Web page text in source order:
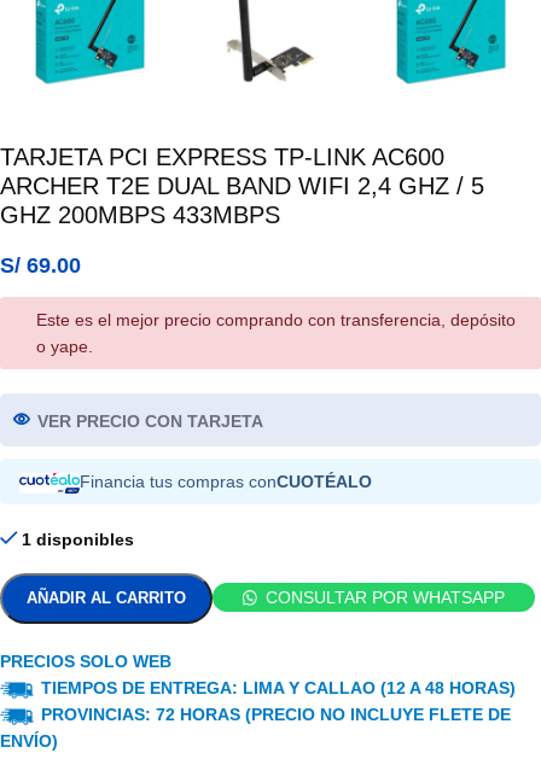
TARJETA PCI EXPRESS TP-LINK AC600
ARCHER T2E DUAL BAND WIFI 2,4 GHZ / 5
GHZ 200MBPS 433MBPS
S/ 69.00
Este es el mejor precio comprando con transferencia, depósito
o yape.
VER PRECIO CON TARJETA
Financia tus compras conCUOTÉALO
1 disponibles
AÑADIR AL CARRITO CONSULTAR POR WHATSAPP
PRECIOS SOLO WEB
TIEMPOS DE ENTREGA: LIMA Y CALLAO (12 A 48 HORAS)
PROVINCIAS: 72 HORAS (PRECIO NO INCLUYE FLETE DE
ENVÍO)